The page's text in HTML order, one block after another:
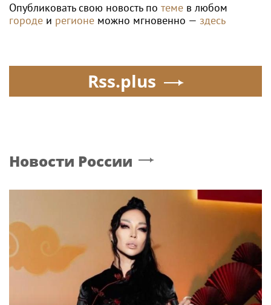
Опубликовать свою новость по теме в любом
городе и регионе можно мгновенно — здесь
Rss.plus
Новости России